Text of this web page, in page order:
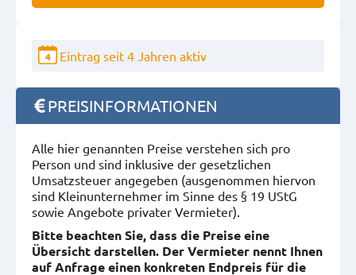
4 Eintrag seit 4 Jahren aktiv
PREISINFORMATIONEN
Alle hier genannten Preise verstehen sich pro
Person und sind inklusive der gesetzlichen
Umsatzsteuer angegeben (ausgenommen hiervon
sind Kleinunternehmer im Sinne des § 19 UStG
sowie Angebote privater Vermieter).
Bitte beachten Sie, dass die Preise eine
Übersicht darstellen. Der Vermieter nennt Ihnen
auf Anfrage einen konkreten Endpreis für die